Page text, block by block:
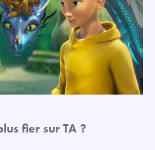
fier sur TA ?